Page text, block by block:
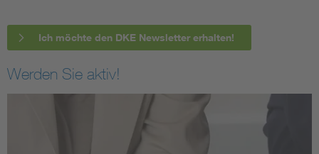
Ich möchte den DKE Newsletter erhalten!
Werden Sie aktiv!